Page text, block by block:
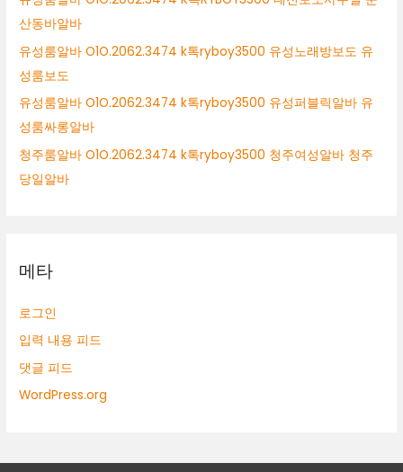
산동바알바
유성룸알바 O1O.2062.3474 k톡ryboy3500 유성노래방보도 유
성룸보도
유성룸알바 O1O.2062.3474 k톡ryboy3500 유성퍼블릭알바 유
성룸싸롱알바
청주룸알바 O1O.2062.3474 k톡ryboy3500 청주여성알바 청주
당일알바
메타
로그인
입력 내용 피드
댓글 피드
WordPress.org